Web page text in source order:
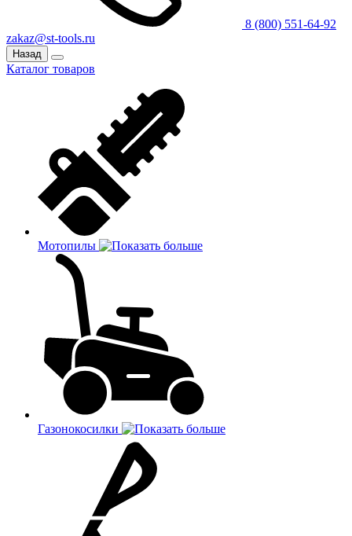
8 (800) 551-64-92
zakaz@st-tools.ru
Назад
Каталог товаров
Мотопилы
Газонокосилки